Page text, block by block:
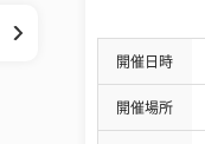
開催日時
開催場所